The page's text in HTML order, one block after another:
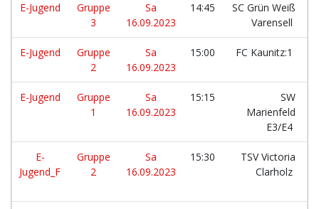
E-Jugend
Gruppe
3
Sa
16.09.2023
14:45
SC Grün Weiß
Varensell
E-Jugend
Gruppe
2
Sa
16.09.2023
15:00 FC Kaunitz:1
E-Jugend
Gruppe
1
Sa
16.09.2023
15:15
SW
Marienfeld
E3/E4
E-
Jugend_F
Gruppe
2
Sa
16.09.2023
15:30
TSV Victoria
Clarholz